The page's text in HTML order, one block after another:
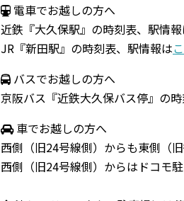
電車でお越しの方へ
近鉄『大久保駅』の時刻表、駅情
JR『新田駅』の時刻表、駅情報は
バスでお越しの方へ
京阪バス『近鉄大久保バス停』の
車でお越しの方へ
西側（旧24号線側）からも東側（
西側（旧24号線側）からはドコモ